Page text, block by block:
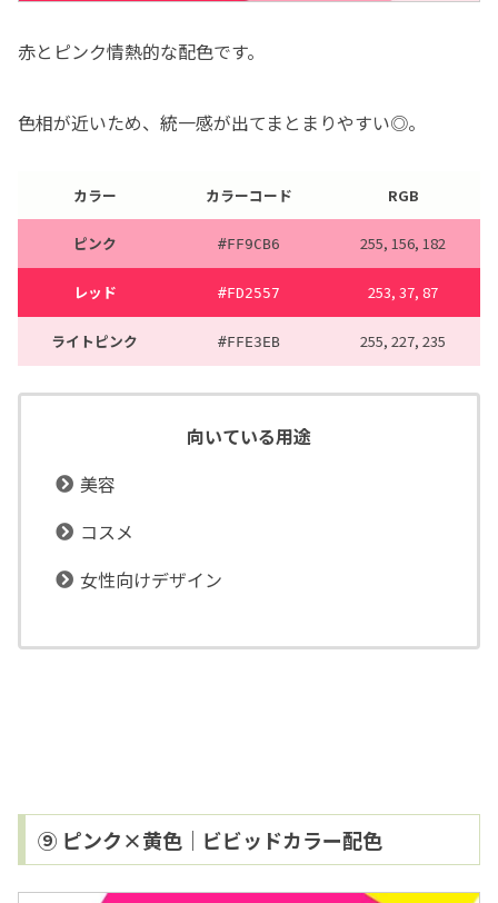
赤とピンク情熱的な配色です。
色相が近いため、統一感が出てまとまりやすい◎。
カラー カラーコード RGB
ピンク #FF9CB6 255, 156, 182
レッド #FD2557 253, 37, 87
ライトピンク #FFE3EB 255, 227, 235
向いている用途
美容
コスメ
女性向けデザイン
⑨ ピンク×黄色｜ビビッドカラー配色